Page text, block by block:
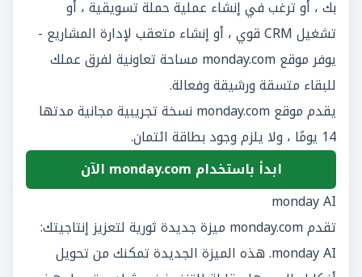
بك ، أو ترغب في إنشاء عملية حملة تسويقية ، أو
تشغيل CRM قوي ، أو إنشاء متعقب لإدارة المشاريع -
يوفر موقع monday.com مساحة تعاونية لفرق عملك
للبقاء متسقة ورشيقة وفعالة.
يقدم موقع monday.com نسخة تجريبية مجانية مدتها
14 يومًا ، ولا يلزم وجود بطاقة ائتمان.
ابدأ باستخدام monday.com الآن
monday AI
تقدم monday.com ميزة جديدة ثورية لتعزيز إنتاجيتك:
monday AI. هذه الميزة الجديدة تمكنك من تحويل